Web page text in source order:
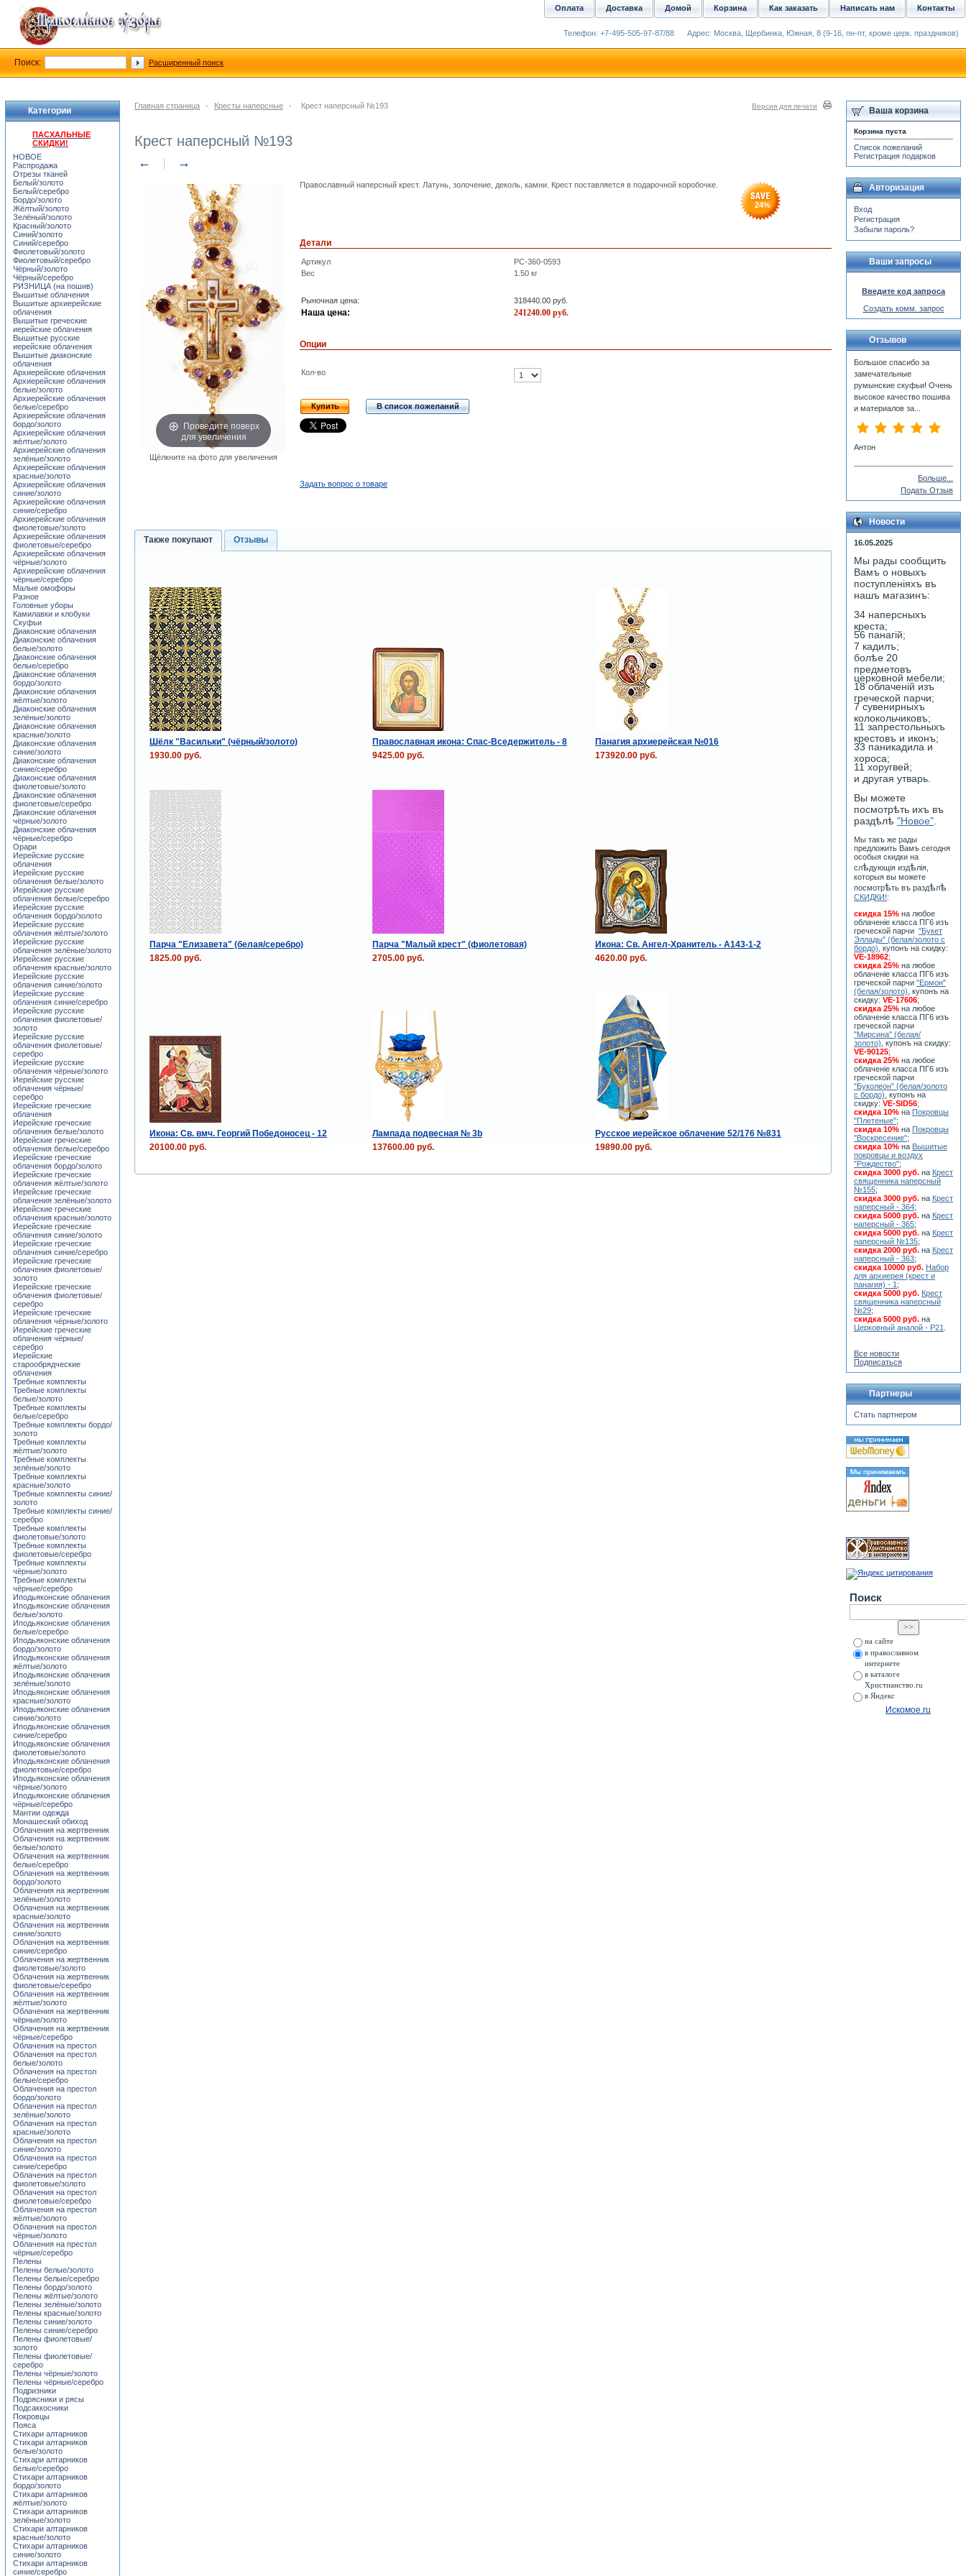
Главная страница - Кресты наперсные - Крест наперсный №193 Версия для печати
Крест наперсный №193
← →
Проведите поверх
для увеличения
Щёлкните на фото для увеличения
Православный наперсный крест. Латунь, золочение, деколь, камни. Крест поставляется в подарочной коробочке.
24%
Детали
Артикул
PC-360-0593
Вес
1.50 кг
Рыночная цена: 318440.00 руб.
Наша цена: 241240.00 руб.
Опции
Кол-во
Купить В список пожеланий
Задать вопрос о товаре
Также покупают Отзывы
Шёлк "Васильки" (чёрный/золото) Православная икона: Спас-Вседержитель - 8
Панагия архиерейская №016
1930.00 руб.
9425.00 руб. 173920.00 руб.
Парча "Елизавета" (белая/серебро) Парча "Малый крест" (фиолетовая)
Икона: Св. Ангел-Хранитель - A143-1-2
1825.00 руб.
2705.00 руб. 4620.00 руб.
Икона: Св. вмч. Георгий Победоносец - 12 Лампада подвесная № 3b
Русское иерейское облачение 52/176 №831
20100.00 руб.
137600.00 руб. 19890.00 руб.
Категории
ПАСХАЛЬНЫЕ
СКИДКИ!
НОВОЕ
Распродажа
Отрезы тканей
Белый/золото
Белый/серебро
Бордо/золото
Жёлтый/золото
Зелёный/золото
Красный/золото
Синий/золото
Синий/серебро
Фиолетовый/золото
Фиолетовый/серебро
Чёрный/золото
Чёрный/серебро
РИЗНИЦА (на пошив)
Вышитые облачения
Вышитые архиерейские
облачения
Вышитые греческие
иерейские облачения
Вышитые русские
иерейские облачения
Вышитые диаконские
облачения
Архиерейские облачения
Архиерейские облачения
белые/золото
Архиерейские облачения
белые/серебро
Архиерейские облачения
бордо/золото
Архиерейские облачения
жёлтые/золото
Архиерейские облачения
зелёные/золото
Архиерейские облачения
красные/золото
Архиерейские облачения
синие/золото
Архиерейские облачения
синие/серебро
Архиерейские облачения
фиолетовые/золото
Архиерейские облачения
фиолетовые/серебро
Архиерейские облачения
чёрные/золото
Архиерейские облачения
чёрные/серебро
Малые омофоры
Разное
Головные уборы
Камилавки и клобуки
Скуфьи
Диаконские облачения
Диаконские облачения
белые/золото
Диаконские облачения
белые/серебро
Диаконские облачения
бордо/золото
Диаконские облачения
жёлтые/золото
Диаконские облачения
зелёные/золото
Диаконские облачения
красные/золото
Диаконские облачения
синие/золото
Диаконские облачения
синие/серебро
Диаконские облачения
фиолетовые/золото
Диаконские облачения
фиолетовые/серебро
Диаконские облачения
чёрные/золото
Диаконские облачения
чёрные/серебро
Орари
Иерейские русские
облачения
Иерейские русские
облачения белые/золото
Иерейские русские
облачения белые/серебро
Иерейские русские
облачения бордо/золото
Иерейские русские
облачения жёлтые/золото
Иерейские русские
облачения зелёные/золото
Иерейские русские
облачения красные/золото
Иерейские русские
облачения синие/золото
Иерейские русские
облачения синие/серебро
Иерейские русские
облачения фиолетовые/
золото
Иерейские русские
облачения фиолетовые/
серебро
Иерейские русские
облачения чёрные/золото
Иерейские русские
облачения чёрные/
серебро
Иерейские греческие
облачения
Иерейские греческие
облачения белые/золото
Иерейские греческие
облачения белые/серебро
Иерейские греческие
облачения бордо/золото
Иерейские греческие
облачения жёлтые/золото
Иерейские греческие
облачения зелёные/золото
Иерейские греческие
облачения красные/золото
Иерейские греческие
облачения синие/золото
Иерейские греческие
облачения синие/серебро
Иерейские греческие
облачения фиолетовые/
золото
Иерейские греческие
облачения фиолетовые/
серебро
Иерейские греческие
облачения чёрные/золото
Иерейские греческие
облачения чёрные/
серебро
Иерейские
старообрядческие
облачения
Требные комплекты
Требные комплекты
белые/золото
Требные комплекты
белые/серебро
Требные комплекты бордо/
золото
Требные комплекты
жёлтые/золото
Требные комплекты
зелёные/золото
Требные комплекты
красные/золото
Требные комплекты синие/
золото
Требные комплекты синие/
серебро
Требные комплекты
фиолетовые/золото
Требные комплекты
фиолетовые/серебро
Требные комплекты
чёрные/золото
Требные комплекты
чёрные/серебро
Иподьяконские облачения
Иподьяконские облачения
белые/золото
Иподьяконские облачения
белые/серебро
Иподьяконские облачения
бордо/золото
Иподьяконские облачения
жёлтые/золото
Иподьяконские облачения
зелёные/золото
Иподьяконские облачения
красные/золото
Иподьяконские облачения
синие/золото
Иподьяконские облачения
синие/серебро
Иподьяконские облачения
фиолетовые/золото
Иподьяконские облачения
фиолетовые/серебро
Иподьяконские облачения
чёрные/золото
Иподьяконские облачения
чёрные/серебро
Мантии одежда
Монашеский обиход
Облачения на жертвенник
Облачения на жертвенник
белые/золото
Облачения на жертвенник
белые/серебро
Облачения на жертвенник
бордо/золото
Облачения на жертвенник
зелёные/золото
Облачения на жертвенник
красные/золото
Облачения на жертвенник
синие/золото
Облачения на жертвенник
синие/серебро
Облачения на жертвенник
фиолетовые/золото
Облачения на жертвенник
фиолетовые/серебро
Облачения на жертвенник
жёлтые/золото
Облачения на жертвенник
чёрные/золото
Облачения на жертвенник
чёрные/серебро
Облачения на престол
Облачения на престол
белые/золото
Облачения на престол
белые/серебро
Облачения на престол
бордо/золото
Облачения на престол
зелёные/золото
Облачения на престол
красные/золото
Облачения на престол
синие/золото
Облачения на престол
синие/серебро
Облачения на престол
фиолетовые/золото
Облачения на престол
фиолетовые/серебро
Облачения на престол
жёлтые/золото
Облачения на престол
чёрные/золото
Облачения на престол
чёрные/серебро
Пелены
Пелены белые/золото
Пелены белые/серебро
Пелены бордо/золото
Пелены жёлтые/золото
Пелены зелёные/золото
Пелены красные/золото
Пелены синие/золото
Пелены синие/серебро
Пелены фиолетовые/
золото
Пелены фиолетовые/
серебро
Пелены чёрные/золото
Пелены чёрные/серебро
Подризники
Подрясники и рясы
Подсаккосники
Покровцы
Пояса
Стихари алтарников
Стихари алтарников
белые/золото
Стихари алтарников
белые/серебро
Стихари алтарников
бордо/золото
Стихари алтарников
жёлтые/золото
Стихари алтарников
зелёные/золото
Стихари алтарников
красные/золото
Стихари алтарников
синие/золото
Стихари алтарников
синие/серебро
Ваша корзина
Корзина пуста
Список пожеланий
Регистрация подарков
Авторизация
Вход
Регистрация
Забыли пароль?
Ваши запросы
Введите код запроса
Создать комм. запрос
Отзывов
Большое спасибо за
замечательные
румынские скуфьи! Очень
высокое качество пошива
и материалов за...
Антон
Больше...
Подать Отзыв
Новости
16.05.2025
Мы рады сообщить
Вамъ о новыхъ
поступленiяхъ въ
нашъ магазинъ:
34 наперсныхъ
креста;
56 панагiй;
7 кадилъ;
болѣе 20
предметовъ
церковной мебели;
18 облаченiй изъ
греческой парчи;
7 сувенирныхъ
колокольчиковъ;
11 запрестольныхъ
крестовъ и иконъ;
33 паникадила и
хороса;
11 хоругвей;
и другая утварь.
Вы можете
посмотрѣть ихъ въ
раздѣлѣ "Новое"
Мы такъ же рады
предложить Вамъ сегодня
особыя скидки на
слѣдующiя издѣлiя,
которыя вы можете
посмотрѣть въ раздѣлѣ
СКИДКИ!:
скидка 15% на любое
облаченiе класса ПГ6 изъ
греческой парчи "Букет
Эллады" (белая/золото с
бордо) , купонъ на скидку:
VE-18962;
скидка 25% на любое
облаченiе класса ПГ6 изъ
греческой парчи "Ермон"
(белая/золото) , купонъ на
скидку: VE-17606;
скидка 25% на любое
облаченiе класса ПГ6 изъ
греческой парчи
"Мирсина" (белая/
золото) , купонъ на скидку:
VE-90125;
скидка 25% на любое
облаченiе класса ПГ6 изъ
греческой парчи
"Буколеон" (белая/золото
с бордо) , купонъ на
скидку: VE-SID56;
скидка 10% на Покровцы
"Плетеные";
скидка 10% на Покровцы
"Воскресение";
скидка 10% на Вышитые
покровцы и воздух
"Рождество";
скидка 3000 руб. на Крест
священника наперсный
№155;
скидка 3000 руб. на Крест
наперсный - 364;
скидка 5000 руб. на Крест
наперсный - 365;
скидка 5000 руб. на Крест
наперсный №135;
скидка 2000 руб. на Крест
наперсный - 363;
скидка 10000 руб. Набор
для архиерея (крест и
панагия) - 1 ;
скидка 5000 руб. Крест
священника наперсный
№29;
скидка 5000 руб. на
Церковный аналой - Р21
Все новости
Подписаться
Партнеры
Стать партнером
Поиск
на сайте
в православном
интернете
в каталоге
Христианство.ru
в Яндекс
Искомое.ru
Контакты
Написать нам
Как заказать
Корзина
Домой
Доставка
Оплата
Телефон: +7-495-505-97-87/88 Адрес: Москва, Щербинка, Южная, 8 (9-16, пн-пт, кроме церк. праздников)
Поиск: Расширенный поиск